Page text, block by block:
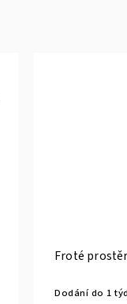
Froté
Dodání do 1